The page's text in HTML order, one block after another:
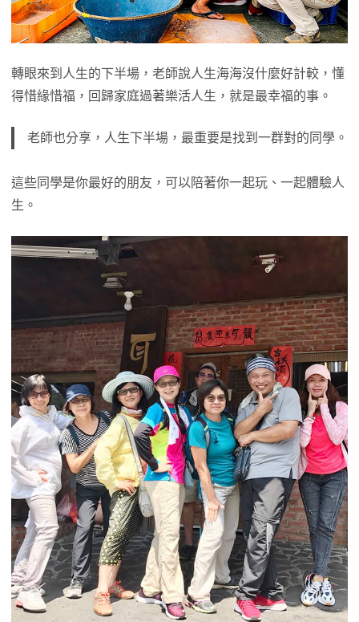
轉眼來到人生的下半場，老師說人生海海沒什麼好計較，懂
得惜緣惜福，回歸家庭過著樂活人生，就是最幸福的事。
老師也分享，人生下半場，最重要是找到一群對的同學。
這些同學是你最好的朋友，可以陪著你一起玩、一起體驗人
生。